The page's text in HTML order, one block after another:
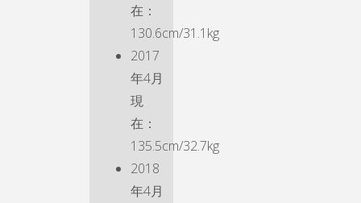
在：
130.6cm/31.1kg
2017
年4月
現
在：
135.5cm/32.7kg
2018
年4月